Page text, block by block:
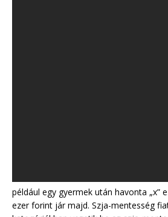
például egy gyermek után havonta „x”
ezer forint jár majd. Szja-mentesség